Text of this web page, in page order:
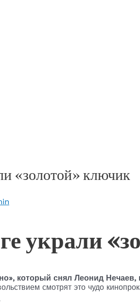
«золотой» ключик
украли
который снял Леонид Нечаев,
смотрят это чудо